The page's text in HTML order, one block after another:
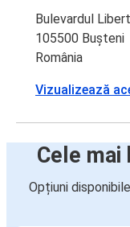
Bulevardul
105500 Bușteni
România
Vizualizează
Cele mai
Opțiuni